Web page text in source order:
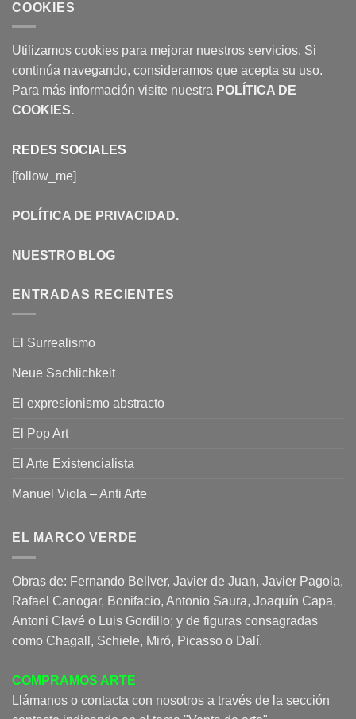
COOKIES
Utilizamos cookies para mejorar nuestros servicios. Si
continúa navegando, consideramos que acepta su uso.
Para más información visite nuestra POLÍTICA DE
COOKIES.
REDES SOCIALES
[follow_me]
POLÍTICA DE PRIVACIDAD.
NUESTRO BLOG
ENTRADAS RECIENTES
El Surrealismo
Neue Sachlichkeit
El expresionismo abstracto
El Pop Art
El Arte Existencialista
Manuel Viola – Anti Arte
EL MARCO VERDE
Obras de: Fernando Bellver, Javier de Juan, Javier Pagola,
Rafael Canogar, Bonifacio, Antonio Saura, Joaquín Capa,
Antoni Clavé o Luis Gordillo; y de figuras consagradas
como Chagall, Schiele, Miró, Picasso o Dalí.
COMPRAMOS ARTE
Llámanos o contacta con nosotros a través de la sección